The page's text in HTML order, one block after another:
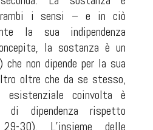
i sensi – e in ciò
la sua indipendenza
la sostanza è un
che non dipende per la sua
oltre che da se stesso,
esistenziale coinvolta è
dipendenza rispetto
30). L’insieme delle